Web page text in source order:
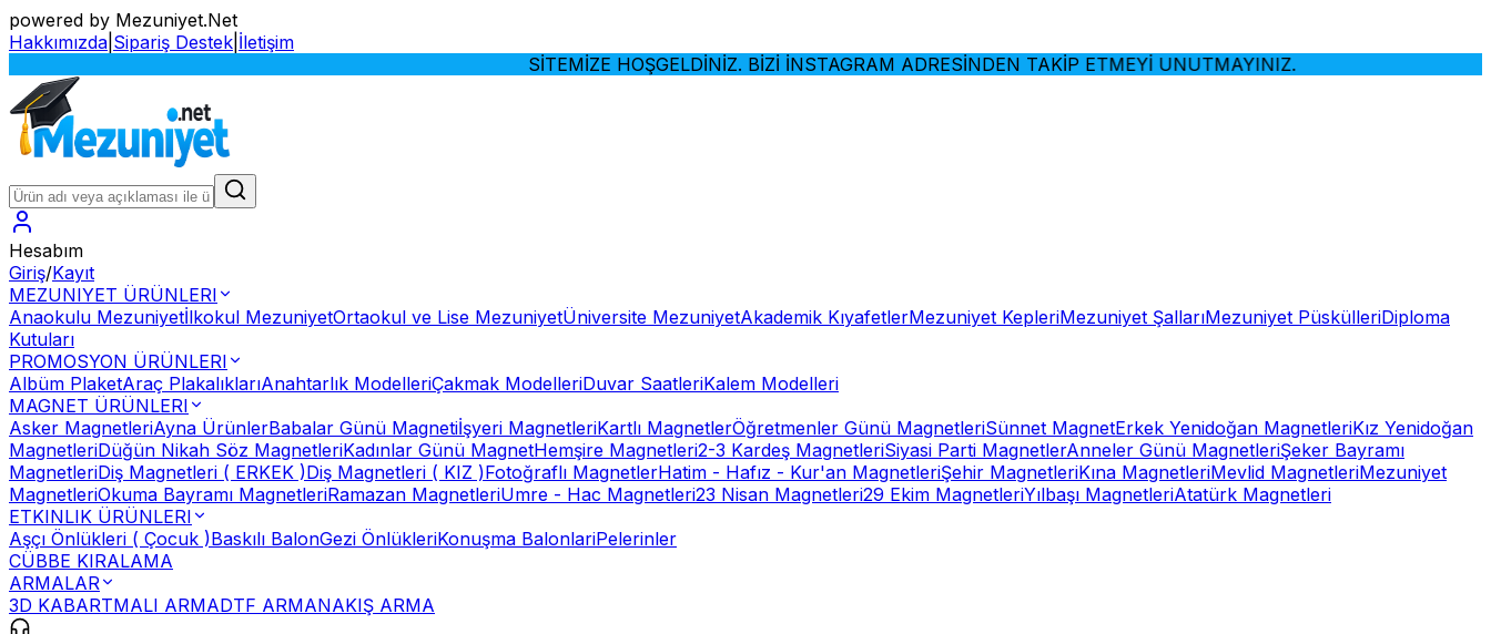
powered by Mezuniyet.Net
Hakkımızda Sipariş Destek İletişim
SİTEMİZE HOŞGELDİNİZ. BİZİ İNSTAGRAM ADRESİNDEN TAKİP ETMEYİ UNUTMAYINIZ.
Hesabım
Giriş/Kayıt
MEZUNIYET ÜRÜNLERI
Anaokulu Mezuniyetİlkokul MezuniyetOrtaokul ve Lise MezuniyetÜniversite MezuniyetAkademik KıyafetlerMezuniyet KepleriMezuniyet ŞallarıMezuniyet PüskülleriDiploma
Kutuları
PROMOSYON ÜRÜNLERI
Albüm PlaketAraç PlakalıklarıAnahtarlık ModelleriÇakmak ModelleriDuvar SaatleriKalem Modelleri
MAGNET ÜRÜNLERI
Asker MagnetleriAyna ÜrünlerBabalar Günü Magnetiİşyeri MagnetleriKartlı MagnetlerÖğretmenler Günü MagnetleriSünnet MagnetErkek Yenidoğan MagnetleriKız Yenidoğan
MagnetleriDüğün Nikah Söz MagnetleriKadınlar Günü MagnetHemşire Magnetleri2-3 Kardeş MagnetleriSiyasi Parti MagnetlerAnneler Günü MagnetleriŞeker Bayramı
MagnetleriDiş Magnetleri ( ERKEK )Diş Magnetleri ( KIZ )Fotoğraflı MagnetlerHatim - Hafız - Kur'an MagnetleriŞehir MagnetleriKına MagnetleriMevlid MagnetleriMezuniyet
MagnetleriOkuma Bayramı MagnetleriRamazan MagnetleriUmre - Hac Magnetleri23 Nisan Magnetleri29 Ekim MagnetleriYılbaşı MagnetleriAtatürk Magnetleri
ETKINLIK ÜRÜNLERI
Aşçı Önlükleri ( Çocuk )Baskılı BalonGezi ÖnlükleriKonuşma BalonlariPelerinler
CÜBBE KIRALAMA
ARMALAR
3D KABARTMALI ARMADTF ARMANAKIŞ ARMA